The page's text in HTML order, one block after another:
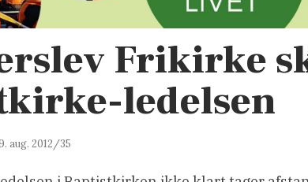
Frikirke
ledelsen
aug. 2012/35